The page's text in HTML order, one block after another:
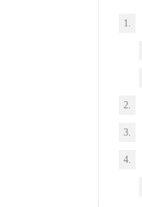
1.
2.
3.
4.